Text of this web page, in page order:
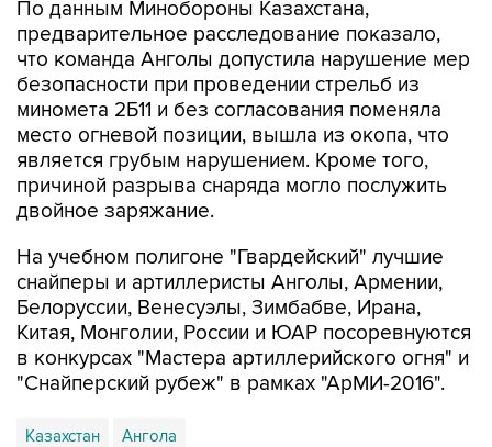
что команда Анголы допустила нарушение мер
безопасности при проведении стрельб из
миномета 2Б11 и без согласования поменяла
место огневой позиции, вышла из окопа, что
является грубым нарушением. Кроме того,
причиной разрыва снаряда могло послужить
двойное заряжание.
На учебном полигоне "Гвардейский" лучшие
Белоруссии, Венесуэлы, Зимбабве, Ирана,
Китая, Монголии, России и ЮАР посоревнуются
в конкурсах "Мастера артиллерийского огня" и
"Снайперский рубеж" в рамках "АрМИ-2016".
Казахстан Ангола